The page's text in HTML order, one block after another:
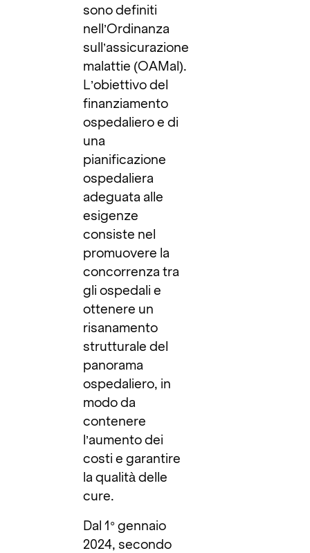
sono definiti
nell’Ordinanza
sull’assicurazione
malattie (OAMal).
L’obiettivo del
finanziamento
ospedaliero e di
una
pianificazione
ospedaliera
adeguata alle
esigenze
consiste nel
promuovere la
concorrenza tra
gli ospedali e
ottenere un
risanamento
strutturale del
panorama
ospedaliero, in
modo da
contenere
l’aumento dei
costi e garantire
la qualità delle
cure.
Dal 1° gennaio
2024, secondo